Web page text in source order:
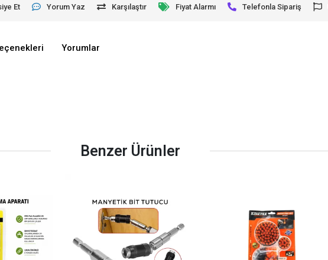
Et Yorum Yaz Karşılaştır Fiyat Alarmı Telefonla Sipariş
Yorumlar
Benzer Ürünler